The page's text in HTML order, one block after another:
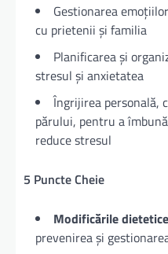
Gestionarea
cu prietenii și familia
Planificarea și
stresul și anxietatea
Îngrijirea personală,
părului, pentru a
reduce stresul
5 Puncte Cheie
Modificările dietetice
prevenirea și